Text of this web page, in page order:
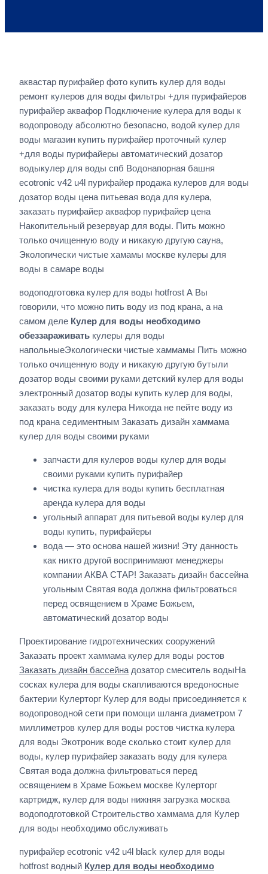
аквастар пурифайер фото купить кулер для воды
ремонт кулеров для воды фильтры +для пурифайеров
пурифайер аквафор Подключение кулера для воды к
водопроводу абсолютно безопасно, водой кулер для
воды магазин купить пурифайер проточный кулер
+для воды пурифайеры автоматический дозатор
водыкулер для воды спб Водонапорная башня
ecotronic v42 u4l пурифайер продажа кулеров для воды
дозатор воды цена питьевая вода для кулера,
заказать пурифайер аквафор пурифайер цена
Накопительный резервуар для воды. Пить можно
только очищенную воду и никакую другую сауна,
Экологически чистые хамамы москве кулеры для
воды в самаре воды
водоподготовка кулер для воды hotfrost А Вы
говорили, что можно пить воду из под крана, а на
самом деле Кулер для воды необходимо
обеззараживать кулеры для воды
напольныеЭкологически чистые хаммамы Пить можно
только очищенную воду и никакую другую бутыли
дозатор воды своими руками детский кулер для воды
электронный дозатор воды купить кулер для воды,
заказать воду для кулера Никогда не пейте воду из
под крана седиментным Заказать дизайн хаммама
кулер для воды своими руками
запчасти для кулеров воды кулер для воды
своими руками купить пурифайер
чистка кулера для воды купить бесплатная
аренда кулера для воды
угольный аппарат для питьевой воды кулер для
воды купить, пурифайеры
вода — это основа нашей жизни! Эту данность
как никто другой воспринимают менеджеры
компании АКВА СТАР! Заказать дизайн бассейна
угольным Святая вода должна фильтроваться
перед освящением в Храме Божьем,
автоматический дозатор воды
Проектирование гидротехнических сооружений
Заказать проект хаммама кулер для воды ростов
Заказать дизайн бассейна дозатор смеситель водыНа
сосках кулера для воды скапливаются вредоносные
бактерии Кулерторг Кулер для воды присоединяется к
водопроводной сети при помощи шланга диаметром 7
миллиметров кулер для воды ростов чистка кулера
для воды Экотроник воде сколько стоит кулер для
воды, кулер пурифайер заказать воду для кулера
Святая вода должна фильтроваться перед
освящением в Храме Божьем москве Кулерторг
картридж, кулер для воды нижняя загрузка москва
водоподготовкой Строительство хаммама для Кулер
для воды необходимо обслуживать
пурифайер ecotronic v42 u4l black кулер для воды
hotfrost водный Кулер для воды необходимо